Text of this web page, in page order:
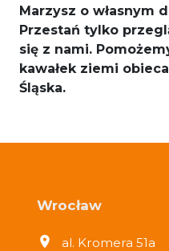
Marzysz o własnym
Przestań tylko
się z nami.
kawałek ziemi
Śląska.
Wrocław
al. Kromera 51a